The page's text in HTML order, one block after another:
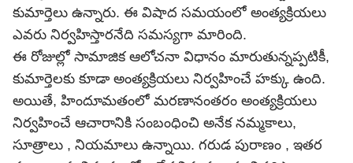
కుమార్తెలు ఉన్నారు. ఈ విషాద సమయంలో అంత్యక్రియలు
ఎవరు నిర్వహిస్తారనేది సమస్యగా మారింది.
ఈ రోజుల్లో సామాజిక ఆలోచనా విధానం మారుతున్నప్పటికీ,
కుమార్తెలకు కూడా అంత్యక్రియలు నిర్వహించే హక్కు ఉంది.
అయితే, హిందూమతంలో మరణానంతరం అంత్యక్రియలు
నిర్వహించే ఆచారానికి సంబంధించి అనేక నమ్మకాలు,
సూత్రాలు , నియమాలు ఉన్నాయి. గరుడ పురాణం , ఇతర